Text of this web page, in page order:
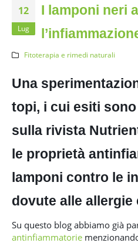
12
Lug
I lamponi neri
Fitoterapia e rimedi naturali
Una
topi, i cui esiti
sulla rivista
le proprietà
lamponi contro le
dovute alle allergie
Su questo blog abbiamo già
antinfiammatorie